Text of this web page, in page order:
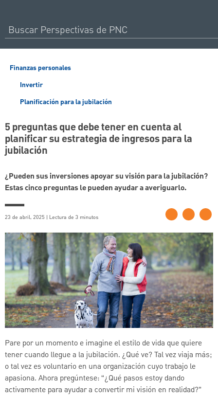
Finanzas personales
Invertir
Planificación para la jubilación
5 preguntas que debe tener en cuenta al
planificar su estrategia de ingresos para la
jubilación
¿Pueden sus inversiones apoyar su visión para la jubilación?
Estas cinco preguntas le pueden ayudar a averiguarlo.
23 de abril, 2025 | Lectura de 3 minutos
Pare por un momento e imagine el estilo de vida que quiere
tener cuando llegue a la jubilación. ¿Qué ve? Tal vez viaja más;
o tal vez es voluntario en una organización cuyo trabajo le
apasiona. Ahora pregúntese: “¿Qué pasos estoy dando
activamente para ayudar a convertir mi visión en realidad?”